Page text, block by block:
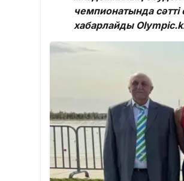
чемпионатында
хабарлайды